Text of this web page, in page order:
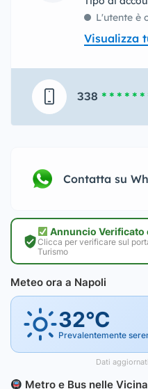
L'utente è
Visualizza
338 * * * * * *
Contatta su
Annuncio Verificato
Clicca per verificare sul
Turismo
Meteo ora a Napoli
32°C
Prevalentemente
Dati
Metro e Bus nelle